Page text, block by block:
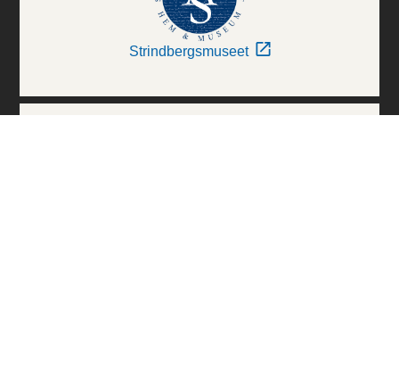
Strindbergsmuseet